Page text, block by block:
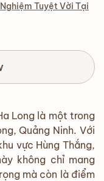
Tuyệt Vời Tại
Long là một trong
Quảng Ninh. Với
vực Hùng Thắng,
không chỉ mang
mà còn là điểm